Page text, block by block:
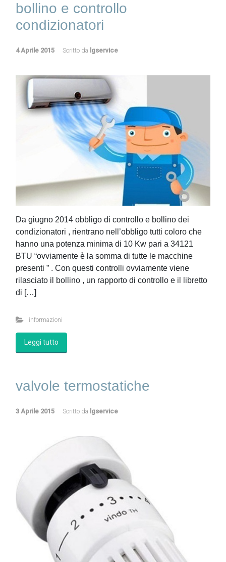
bollino e controllo
condizionatori
4 Aprile 2015 Scritto da lgservice
Da giugno 2014 obbligo di controllo e bollino dei
condizionatori , rientrano nell’obbligo tutti coloro che
hanno una potenza minima di 10 Kw pari a 34121
BTU “ovviamente è la somma di tutte le macchine
presenti ” . Con questi controlli ovviamente viene
rilasciato il bollino , un rapporto di controllo e il libretto
di […]
informazioni
Leggi tutto
valvole termostatiche
3 Aprile 2015 Scritto da lgservice